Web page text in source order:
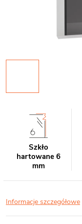
Szkło
hartowane 6
mm
Informacje szczegółowe